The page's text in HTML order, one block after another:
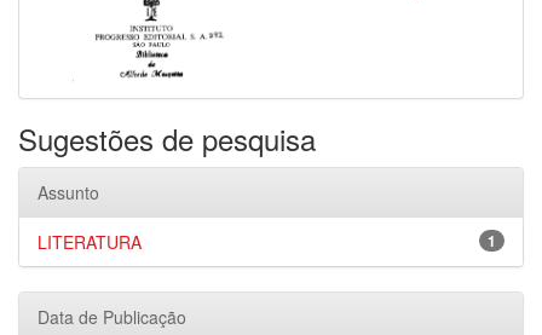
Sugestões de pesquisa
Assunto
1
LITERATURA
Data de Publicação